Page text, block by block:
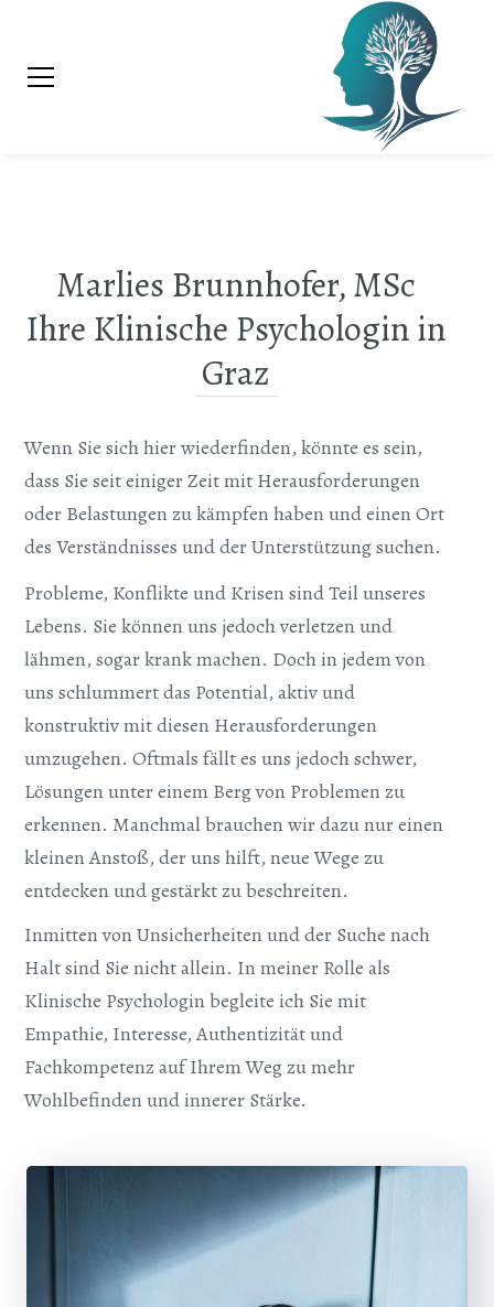
Marlies Brunnhofer, MSc
Ihre Klinische Psychologin in
Graz
Wenn Sie sich hier wiederfinden, könnte es sein,
dass Sie seit einiger Zeit mit Herausforderungen
oder Belastungen zu kämpfen haben und einen Ort
des Verständnisses und der Unterstützung suchen.
Probleme, Konflikte und Krisen sind Teil unseres
Lebens. Sie können uns jedoch verletzen und
lähmen, sogar krank machen. Doch in jedem von
uns schlummert das Potential, aktiv und
konstruktiv mit diesen Herausforderungen
umzugehen. Oftmals fällt es uns jedoch schwer,
Lösungen unter einem Berg von Problemen zu
erkennen. Manchmal brauchen wir dazu nur einen
kleinen Anstoß, der uns hilft, neue Wege zu
entdecken und gestärkt zu beschreiten.
Inmitten von Unsicherheiten und der Suche nach
Halt sind Sie nicht allein. In meiner Rolle als
Klinische Psychologin begleite ich Sie mit
Empathie, Interesse, Authentizität und
Fachkompetenz auf Ihrem Weg zu mehr
Wohlbefinden und innerer Stärke.